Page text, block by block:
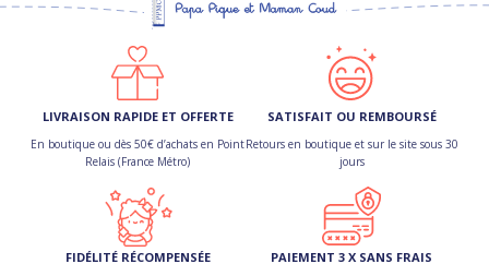
LIVRAISON RAPIDE ET OFFERTE
En boutique ou dès 50€ d’achats en Point
Relais (France Métro)
SATISFAIT OU REMBOURSÉ
Retours en boutique et sur le site sous 30
jours
FIDÉLITÉ RÉCOMPENSÉE PAIEMENT 3 X SANS FRAIS